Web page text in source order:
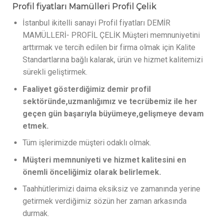
Profil fiyatları Mamülleri Profil Çelik
İstanbul ikitelli sanayi Profil fiyatları DEMİR
MAMÜLLERİ- PROFİL ÇELİK Müşteri memnuniyetini
arttırmak ve tercih edilen bir firma olmak için Kalite
Standartlarına bağlı kalarak, ürün ve hizmet kalitemizi
sürekli geliştirmek.
Faaliyet gösterdiğimiz demir profil
sektöründe,uzmanlığımız ve tecrübemiz ile her
geçen gün başarıyla büyümeye,gelişmeye devam
etmek.
Tüm işlerimizde müşteri odaklı olmak.
Müşteri memnuniyeti ve hizmet kalitesini en
önemli önceliğimiz olarak belirlemek.
Taahhütlerimizi daima eksiksiz ve zamanında yerine
getirmek verdiğimiz sözün her zaman arkasında
durmak.